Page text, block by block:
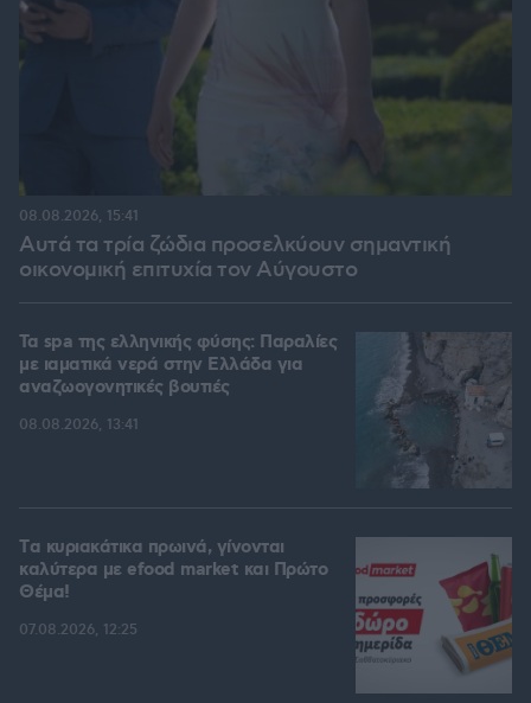
Αυτά τα τρία ζώδια προσελκύουν σημαντική
οικονομική επιτυχία τον Αύγουστο
08.08.2026, 15:41
Τα spa της ελληνικής φύσης: Παραλίες
με ιαματικά νερά στην Ελλάδα για
αναζωογονητικές βουτιές
08.08.2026, 13:41
Tα κυριακάτικα πρωινά, γίνονται
καλύτερα με efood market και Πρώτο
Θέμα!
07.08.2026, 12:25